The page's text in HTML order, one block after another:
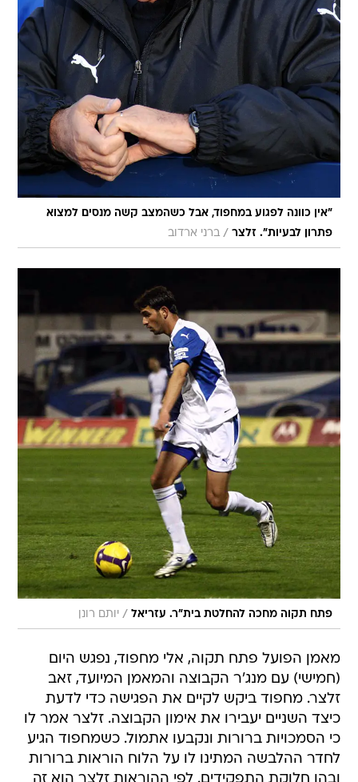
"אין כוונה לפגוע במחפוד, אבל כשהמצב קשה מנסים למצוא
פתרון לבעיות". זלצר / ברני ארדוב
פתח תקוה מחכה להחלטת בית"ר. עזריאל / יותם רונן
מאמן הפועל פתח תקוה, אלי מחפוד, נפגש היום
(חמישי) עם מנג'ר הקבוצה והמאמן המיועד, זאב
זלצר. מחפוד ביקש לקיים את הפגישה כדי לדעת
כיצד השניים יעבירו את אימון הקבוצה. זלצר אמר לו
כי הסמכויות ברורות ונקבעו אתמול. כשמחפוד הגיע
לחדר ההלבשה המתינו לו על הלוח הוראות ברורות